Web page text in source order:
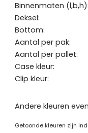
Binnenmaten (l,b,h):
Deksel:
Bottom:
Aantal per pak:
Aantal per pallet:
Case kleur:
Clip kleur:
Andere kleuren
Getoonde kleuren zijn